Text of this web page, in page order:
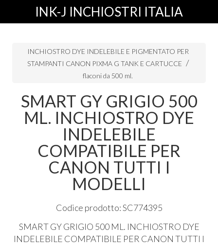
INK-J INCHIOSTRI ITALIA
INCHIOSTRO DYE INDELEBILE E PIGMENTATO PER
STAMPANTI CANON PIXMA G TANK E CARTUCCE
flaconi da 500 ml.
SMART GY GRIGIO 500
ML. INCHIOSTRO DYE
INDELEBILE
COMPATIBILE PER
CANON TUTTI I
MODELLI
Codice prodotto: SC774395
SMARTGYGRIGIO 500 ML. INCHIOSTRO DYE
INDELEBILE COMPATIBILE PER CANON TUTTI I